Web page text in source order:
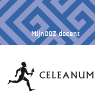
MijnOOZ docent